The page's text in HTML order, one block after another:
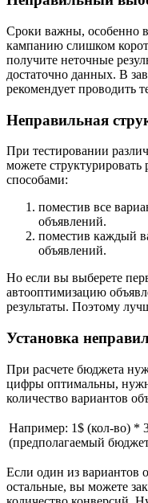
Сроки важны, особенно
кампанию слишком
получите неточные
достаточно данных. В
рекомендует проводить
Неправильная
При тестировании
можете
способами:
поместив все
объявлений.
поместив каждый
объявлений.
Но если вы выберете
автооптимизацию
результаты. Поэтому
Установка
При расчете бюджета
цифры оптимальны,
количество вариантов
Например: 1$ (кол-во) *
(предполагаемый
Если один из вариантов
остальные, вы можете